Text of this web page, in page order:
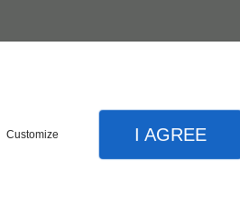
Customize I AGREE